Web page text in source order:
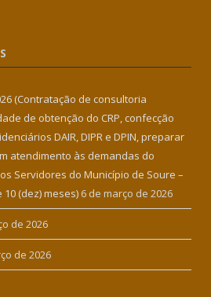
(Contratação de consultoria
de obtenção do CRP, confecção
DAIR, DIPR e DPIN, preparar
atendimento às demandas do
Servidores do Município de Soure –
(dez) meses) 6 de março de 2026
de 2026
de 2026